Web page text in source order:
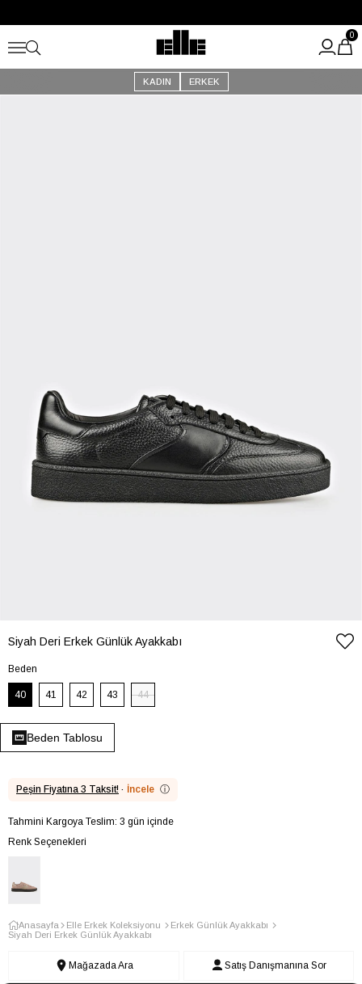
Kargo Ücretsiz!
KADIN ERKEK
0
Siyah Deri Erkek Günlük Ayakkabı
Beden
40 41 42 43 44
Beden Tablosu
Peşin Fiyatına 3 Taksit! · İncele ⓘ
Tahmini Kargoya Teslim: 3 gün içinde
Renk Seçenekleri
Anasayfa Elle Erkek Koleksiyonu
Erkek Günlük Ayakkabı
Siyah Deri Erkek Günlük Ayakkabı
Mağazada Ara Satış Danışmanına Sor